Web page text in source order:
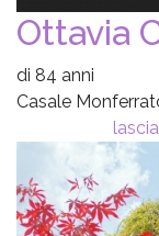
Ottavia
di 84 anni
Casale